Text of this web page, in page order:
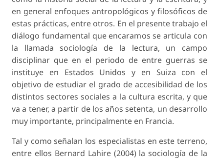
en general enfoques antropológicos y filosóficos de
estas prácticas, entre otros. En el presente trabajo el
diálogo fundamental que encaramos se articula con
la llamada sociología de la lectura, un campo
disciplinar que en el periodo de entre guerras se
instituye en Estados Unidos y en Suiza con el
objetivo de estudiar el grado de accesibilidad de los
distintos sectores sociales a la cultura escrita, y que
va a tener, a partir de los años setenta, un desarrollo
muy importante, principalmente en Francia.
Tal y como señalan los especialistas en este terreno,
entre ellos Bernard Lahire (2004) la sociología de la